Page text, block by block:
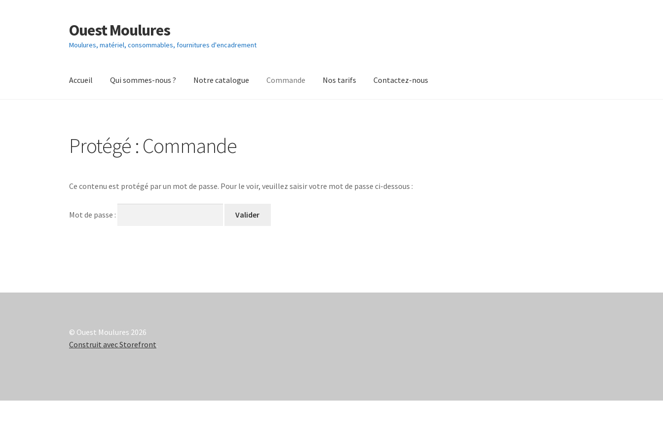
Aller
à
la
Aller
au
contenu
Ouest Moulures
Moulures, matériel, consommables, fournitures d'encadrement
Accueil Qui sommes-nous ? Notre catalogue Commande Nos tarifs Contactez-nous
Protégé : Commande
Ce contenu est protégé par un mot de passe. Pour le voir, veuillez saisir votre mot de passe ci-dessous :
Mot de passe :
© Ouest Moulures 2026
Construit avec Storefront.